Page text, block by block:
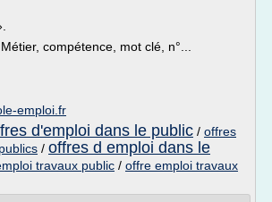
compétence, mot clé, n°...
emploi.fr
d'emploi dans le public / offres
/ offres d emploi dans le
travaux public / offre emploi travaux